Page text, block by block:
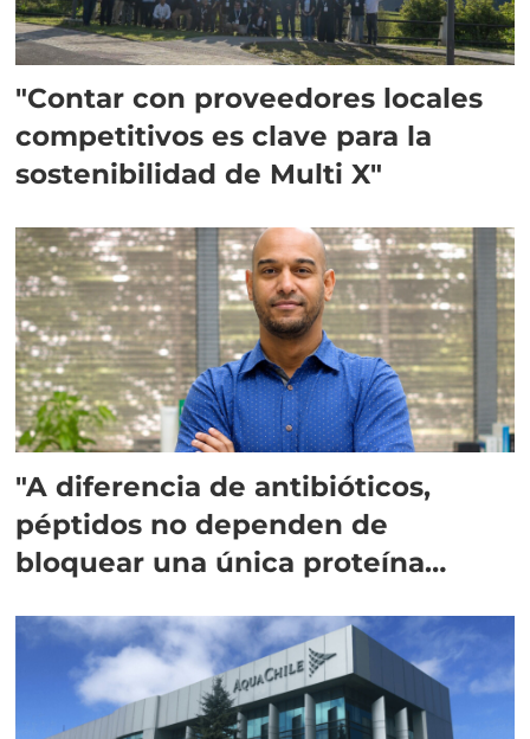
"Contar con proveedores locales
competitivos es clave para la
sostenibilidad de Multi X"
"A diferencia de antibióticos,
péptidos no dependen de
bloquear una única proteína